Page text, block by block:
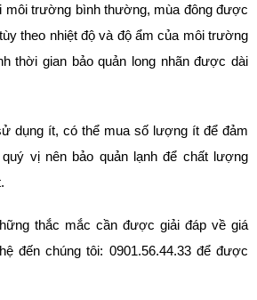
môi trường bình thường, mùa đông được
theo nhiệt độ và độ ẩm của môi trường
thời gian bảo quản long nhãn được dài
dụng ít, có thể mua số lượng ít để đảm
vị nên bảo quản lạnh để chất lượng
thắc mắc cần được giải đáp về giá
đến chúng tôi: 0901.56.44.33 để được